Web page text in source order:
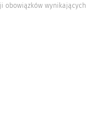
obowiązków wynikających